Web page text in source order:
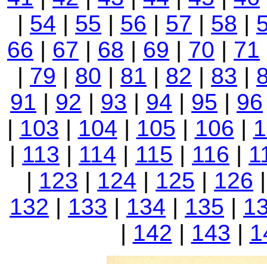
| 54 | 55 | 56 | 57 | 58 |
66 | 67 | 68 | 69 | 70 | 71
| 79 | 80 | 81 | 82 | 83 |
91 | 92 | 93 | 94 | 95 | 96
| 103 | 104 | 105 | 106 |
| 113 | 114 | 115 | 116 |
| 123 | 124 | 125 | 126
132 | 133 | 134 | 135 |
| 142 | 143 |